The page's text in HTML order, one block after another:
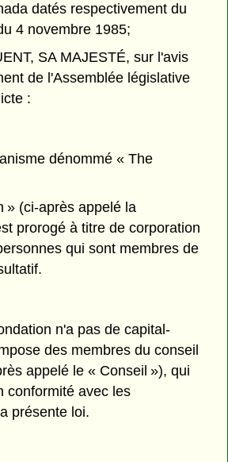
datés respectivement du
4 novembre 1985;
SA MAJESTÉ, sur l'avis
de l'Assemblée législative
:
dénommé « The
» (ci-après appelé la
prorogé à titre de corporation
qui sont membres de
n'a pas de capital-
des membres du conseil
appelé le « Conseil »), qui
conformité avec les
présente loi.